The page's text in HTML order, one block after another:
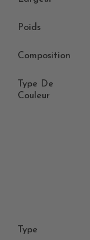
Poids
Composition
Type De
Couleur
Type